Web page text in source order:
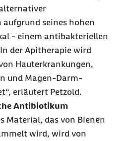
seines hohen
- einem antibakteriellen
der Apitherapie wird
Hauterkrankungen,
und Magen-Darm-
erläutert Petzold.
Antibiotikum
Material, das von Bienen
wird, wird von